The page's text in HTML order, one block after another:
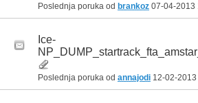
Poslednja poruka od brankoz 07-04-2013
Ice-
Poslednja poruka od annajodi 12-02-2013